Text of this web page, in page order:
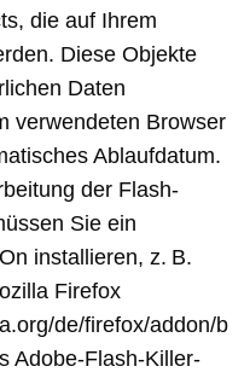
die auf Ihrem
Diese Objekte
Daten
verwendeten Browser
Ablaufdatum.
der Flash-
Sie ein
installieren, z. B.
Firefox
de/firefox/addon/b
Adobe-Flash-Killer-